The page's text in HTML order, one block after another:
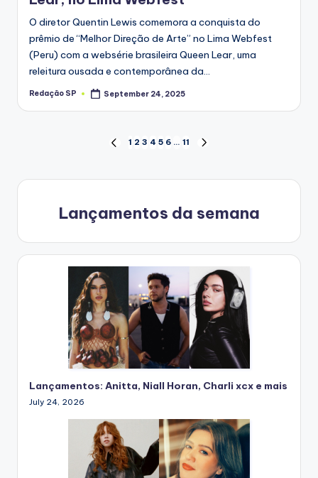
O diretor Quentin Lewis comemora a conquista do
prêmio de “Melhor Direção de Arte” no Lima Webfest
(Peru) com a websérie brasileira Queen Lear, uma
releitura ousada e contemporânea da…
Posted
Redação SP September 24, 2025
navigation
PREVIOUS
1 2 3 4 5 6 … 11
Lançamentos da semana
Lançamentos: Anitta, Niall Horan, Charli xcx e mais
July 24, 2026